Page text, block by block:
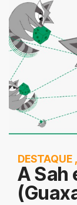
DESTAQUE ,
A Sah